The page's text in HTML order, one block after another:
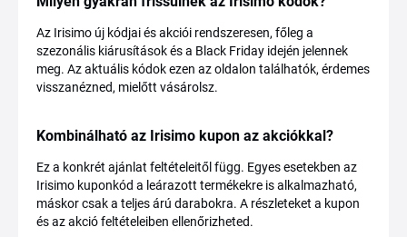
Az Irisimo új kódjai és akciói rendszeresen, főleg a
szezonális kiárusítások és a Black Friday idején jelennek
meg. Az aktuális kódok ezen az oldalon találhatók, érdemes
visszanézned, mielőtt vásárolsz.
Kombinálható az Irisimo kupon az akciókkal?
Ez a konkrét ajánlat feltételeitől függ. Egyes esetekben az
Irisimo kuponkód a leárazott termékekre is alkalmazható,
máskor csak a teljes árú darabokra. A részleteket a kupon
és az akció feltételeiben ellenőrizheted.